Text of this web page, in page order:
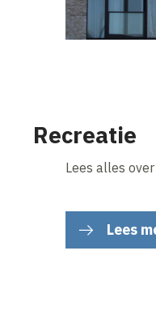
Recreatie
Lees alles
Lees